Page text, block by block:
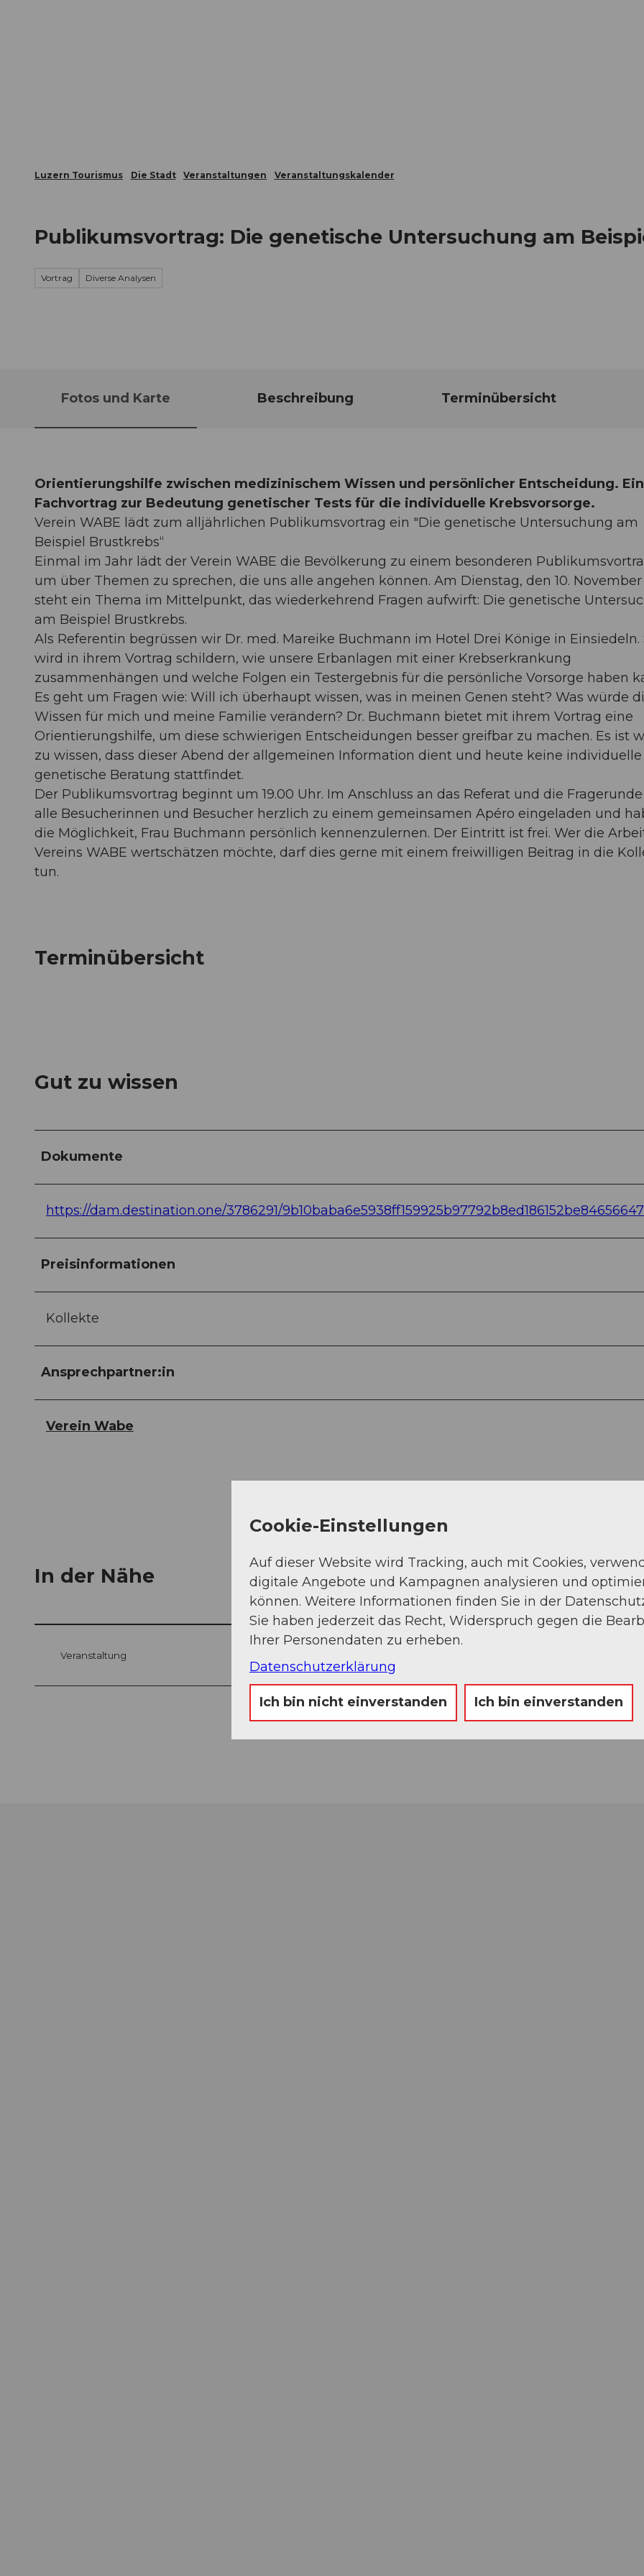
Luzern Tourismus Die Stadt Veranstaltungen Veranstaltungskalender
Publikumsvortrag: Die genetische Untersuchung am
Vortrag Diverse Analysen
Fotos und Karte Beschreibung Terminübersicht
Orientierungshilfe zwischen medizinischem Wissen und persönlicher Entscheidung. Ein
Fachvortrag zur Bedeutung genetischer Tests für die individuelle Krebsvorsorge.
Verein WABE lädt zum alljährlichen Publikumsvortrag ein "Die genetische Untersuchung am
Beispiel Brustkrebs“
Einmal im Jahr lädt der Verein WABE die Bevölkerung zu einem besonderen
um über Themen zu sprechen, die uns alle angehen können. Am Dienstag, den 10. November
steht ein Thema im Mittelpunkt, das wiederkehrend Fragen aufwirft: Die genetische
am Beispiel Brustkrebs.
Als Referentin begrüssen wir Dr. med. Mareike Buchmann im Hotel Drei Könige in Einsiedeln.
wird in ihrem Vortrag schildern, wie unsere Erbanlagen mit einer Krebserkrankung
zusammenhängen und welche Folgen ein Testergebnis für die persönliche Vorsorge haben
Es geht um Fragen wie: Will ich überhaupt wissen, was in meinen Genen steht? Was würde
Wissen für mich und meine Familie verändern? Dr. Buchmann bietet mit ihrem Vortrag eine
Orientierungshilfe, um diese schwierigen Entscheidungen besser greifbar zu machen. Es ist
zu wissen, dass dieser Abend der allgemeinen Information dient und heute keine individuelle
genetische Beratung stattfindet.
Der Publikumsvortrag beginnt um 19.00 Uhr. Im Anschluss an das Referat und die Fragerunde
alle Besucherinnen und Besucher herzlich zu einem gemeinsamen Apéro eingeladen und
die Möglichkeit, Frau Buchmann persönlich kennenzulernen. Der Eintritt ist frei. Wer die
Vereins WABE wertschätzen möchte, darf dies gerne mit einem freiwilligen Beitrag in die
tun.
Terminübersicht
Gut zu wissen
Dokumente
https://dam.destination.one/3786291/
Preisinformationen
Kollekte
Ansprechpartner:in
Verein Wabe
In der Nähe Auf der Karte
Veranstaltung
Cookie-Einstellungen
Auf dieser Website wird Tracking, auch mit Cookies,
digitale Angebote und Kampagnen analysieren und
können. Weitere Informationen finden Sie in der
Sie haben jederzeit das Recht, Widerspruch gegen die
Ihrer Personendaten zu erheben.
Datenschutzerklärung
Ich bin nicht einverstanden Ich bin einverstanden